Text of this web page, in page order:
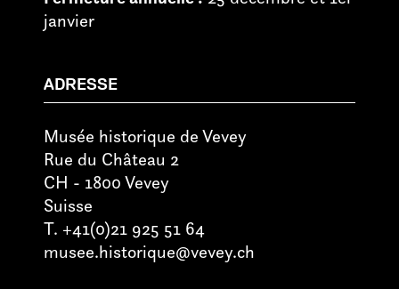
janvier
ADRESSE
Musée historique de Vevey
Rue du Château 2
CH - 1800 Vevey
Suisse
T. +41(0)21 925 51 64
musee.historique@vevey.ch